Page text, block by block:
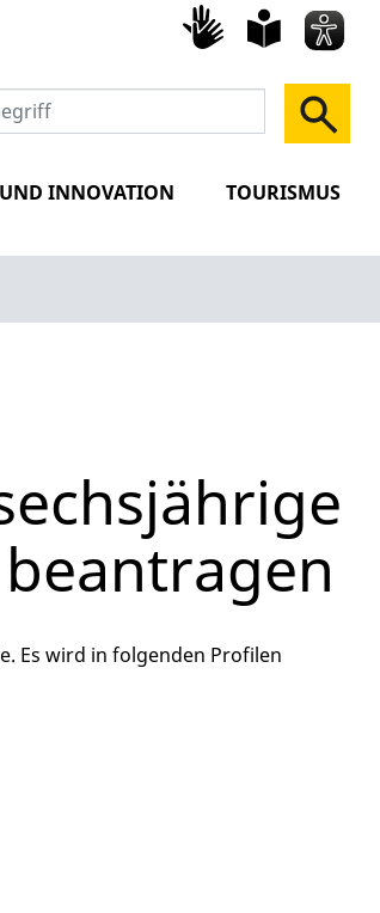
INNOVATION TOURISMUS
Es wird in folgenden Profilen